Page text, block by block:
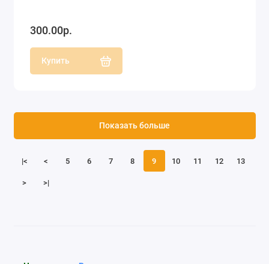
300.00р.
Купить
|< < 5 6 7 8 9 10 11 12 13
> >|
Показать больше